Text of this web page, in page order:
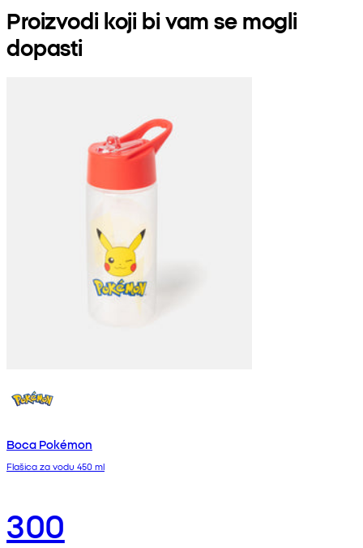
Proizvodi koji bi vam se mogli
dopasti
Boca Pokémon
Flašica za vodu 450 ml
300